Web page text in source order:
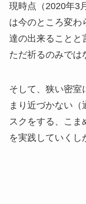
現時点（2020年3
は今のところ変わ
達の出来ることと
ただ祈るのみでは
そして、狭い密室
まり近づかない
スクをする、こ
を実践していくし